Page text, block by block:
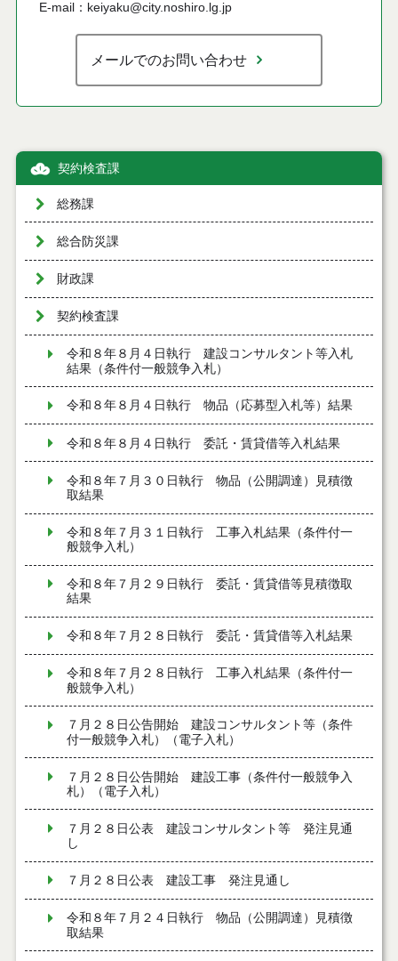
E-mail：keiyaku@city.noshiro.lg.jp
メールでのお問い合わせ
契約検査課
総務課
総合防災課
財政課
契約検査課
令和８年８月４日執行 建設コンサルタント等入札
結果（条件付一般競争入札）
令和８年８月４日執行 物品（応募型入札等）結果
令和８年８月４日執行 委託・賃貸借等入札結果
令和８年７月３０日執行 物品（公開調達）見積徴
取結果
令和８年７月３１日執行 工事入札結果（条件付一
般競争入札）
令和８年７月２９日執行 委託・賃貸借等見積徴取
結果
令和８年７月２８日執行 委託・賃貸借等入札結果
令和８年７月２８日執行 工事入札結果（条件付一
般競争入札）
７月２８日公告開始 建設コンサルタント等（条件
付一般競争入札）（電子入札）
７月２８日公告開始 建設工事（条件付一般競争入
札）（電子入札）
７月２８日公表 建設コンサルタント等 発注見通
し
７月２８日公表 建設工事 発注見通し
令和８年７月２４日執行 物品（公開調達）見積徴
取結果